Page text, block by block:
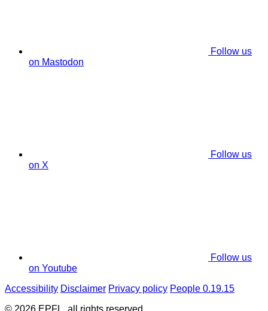
Follow us
on Mastodon
Follow us
on X
Follow us
on Youtube
Accessibility Disclaimer Privacy policy People 0.19.15